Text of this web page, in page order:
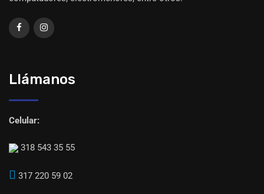
Llámanos
Celular:
318 543 35 55
317 220 59 02